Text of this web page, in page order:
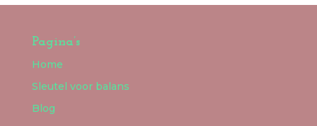
Pagina’s
Home
Sleutel voor balans
Blog